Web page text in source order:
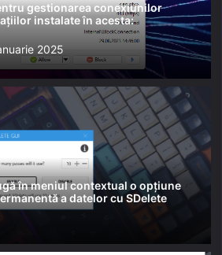
gestionarea conexiunilor
instalate în acesta:
2025
în meniul contextual o opțiune
a datelor cu SDelete